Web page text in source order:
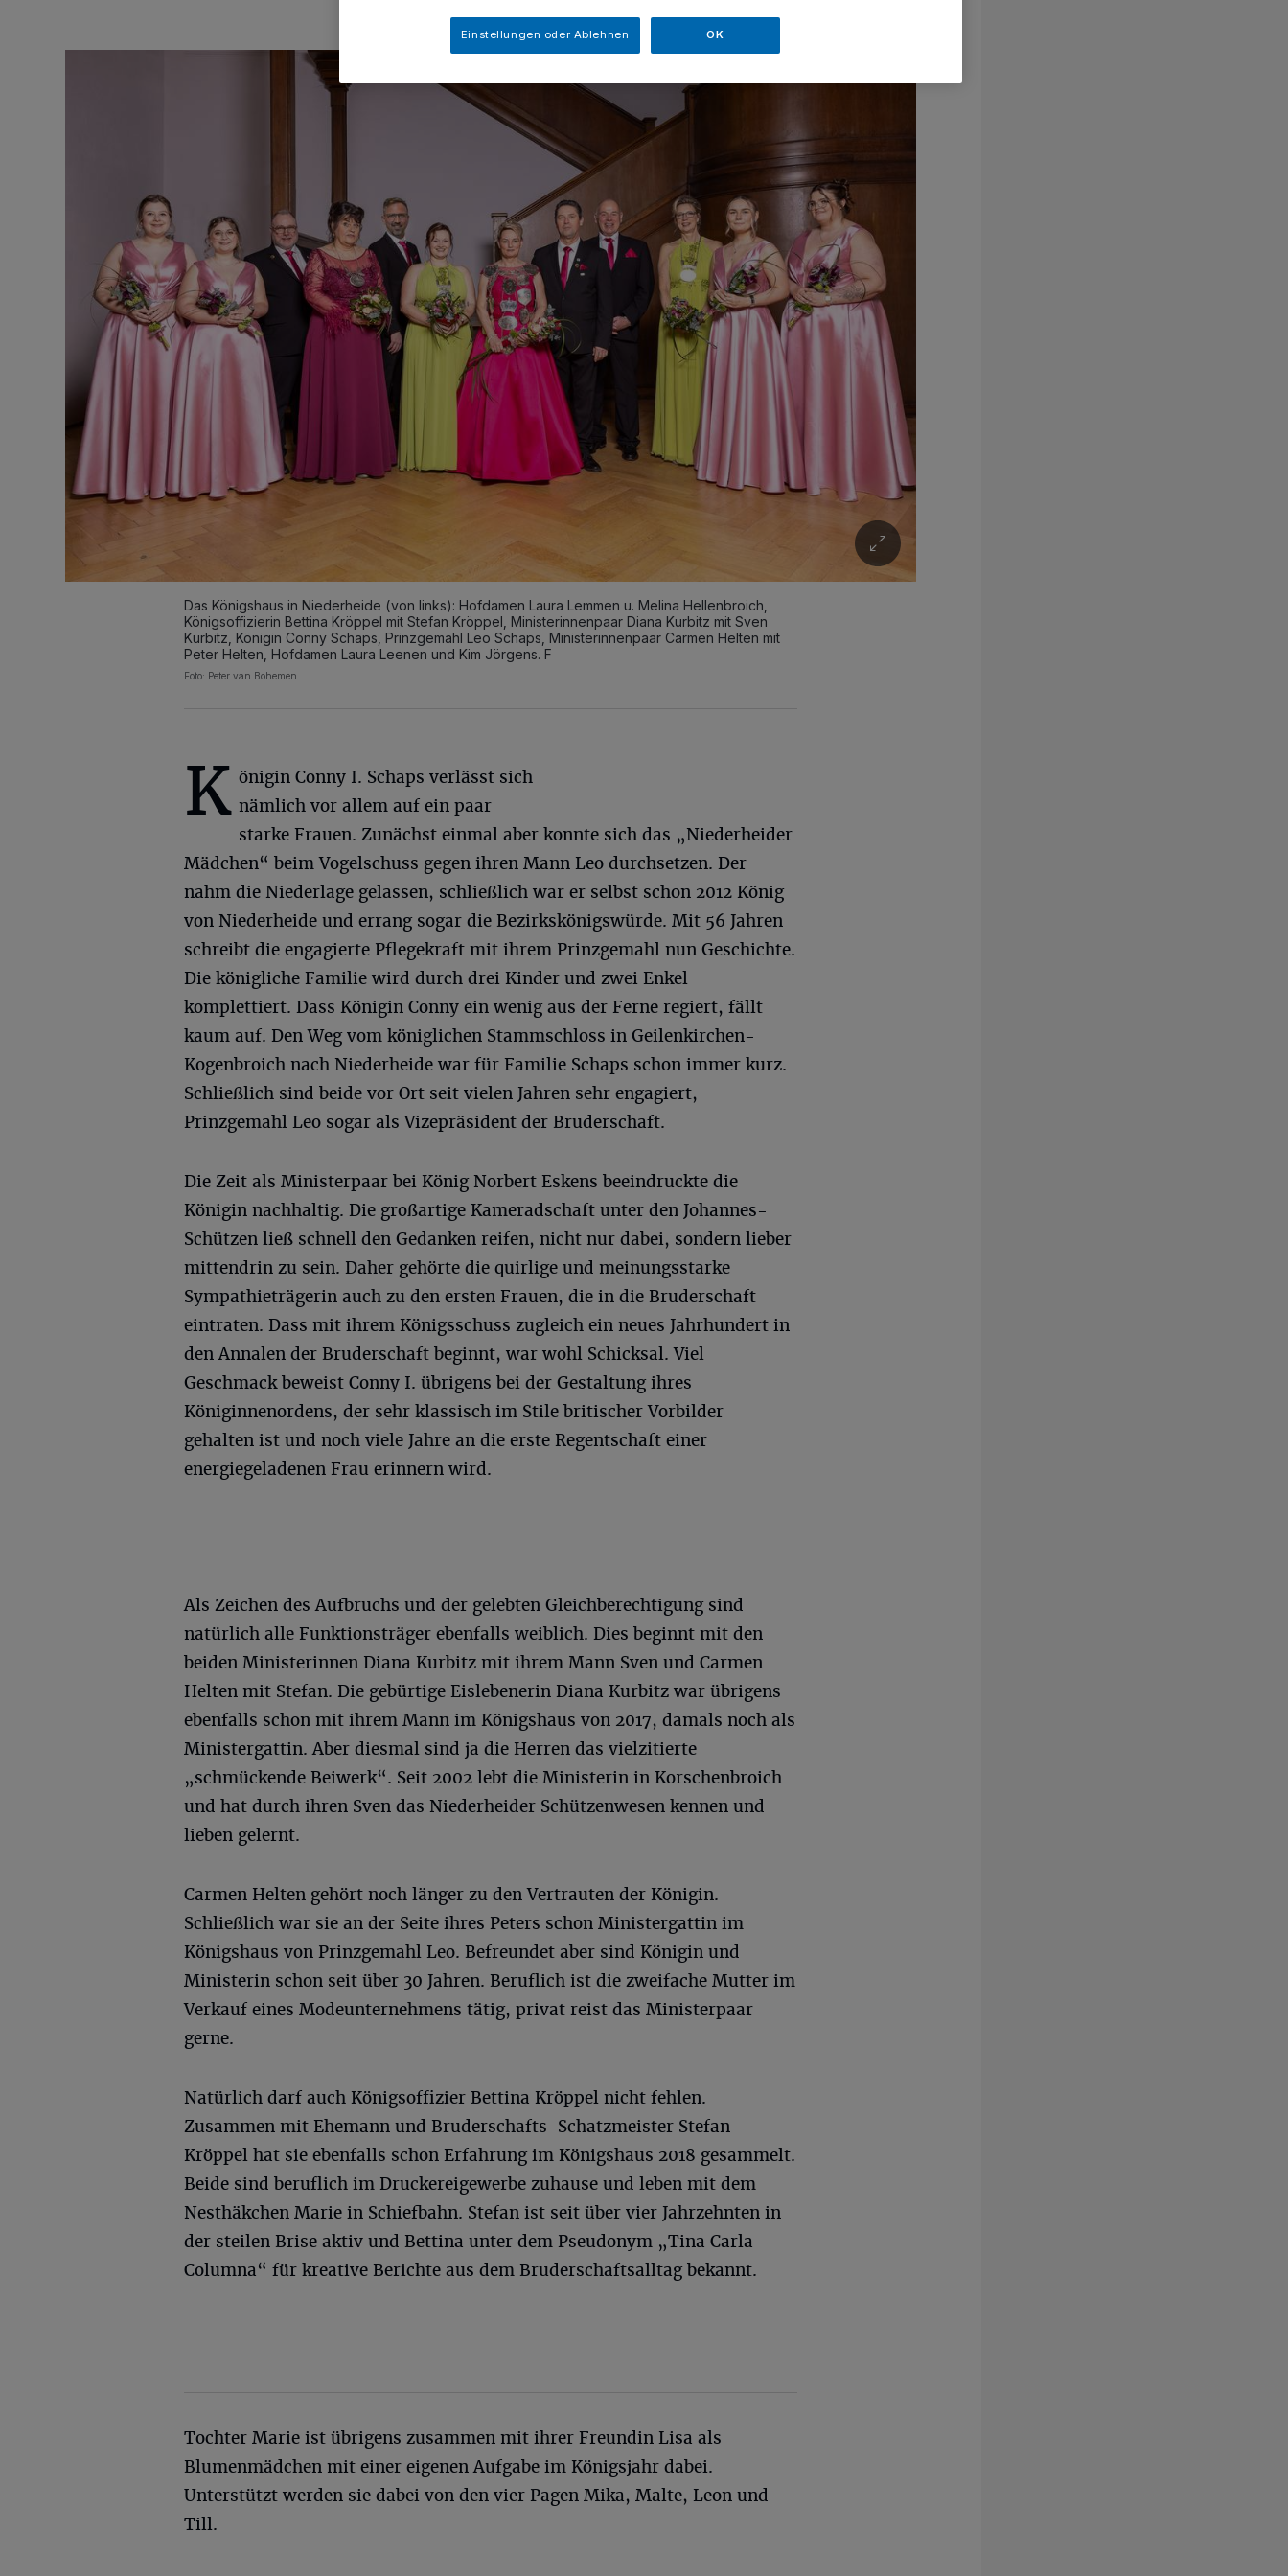
Das Königshaus in Niederheide (von links): Hofdamen Laura Lemmen u. Melina Hellenbroich,
Königsoffizierin Bettina Kröppel mit Stefan Kröppel, Ministerinnenpaar Diana Kurbitz mit Sven
Kurbitz, Königin Conny Schaps, Prinzgemahl Leo Schaps, Ministerinnenpaar Carmen Helten mit
Peter Helten, Hofdamen Laura Leenen und Kim Jörgens. F
Foto: Peter van Bohemen
K önigin Conny I. Schaps verlässt sich
nämlich vor allem auf ein paar
starke Frauen. Zunächst einmal aber konnte sich das „Niederheider
Mädchen“ beim Vogelschuss gegen ihren Mann Leo durchsetzen. Der
nahm die Niederlage gelassen, schließlich war er selbst schon 2012 König
von Niederheide und errang sogar die Bezirkskönigswürde. Mit 56 Jahren
schreibt die engagierte Pflegekraft mit ihrem Prinzgemahl nun Geschichte.
Die königliche Familie wird durch drei Kinder und zwei Enkel
komplettiert. Dass Königin Conny ein wenig aus der Ferne regiert, fällt
kaum auf. Den Weg vom königlichen Stammschloss in Geilenkirchen-
Kogenbroich nach Niederheide war für Familie Schaps schon immer kurz.
Schließlich sind beide vor Ort seit vielen Jahren sehr engagiert,
Prinzgemahl Leo sogar als Vizepräsident der Bruderschaft.
Die Zeit als Ministerpaar bei König Norbert Eskens beeindruckte die
Königin nachhaltig. Die großartige Kameradschaft unter den Johannes-
Schützen ließ schnell den Gedanken reifen, nicht nur dabei, sondern lieber
mittendrin zu sein. Daher gehörte die quirlige und meinungsstarke
Sympathieträgerin auch zu den ersten Frauen, die in die Bruderschaft
eintraten. Dass mit ihrem Königsschuss zugleich ein neues Jahrhundert in
den Annalen der Bruderschaft beginnt, war wohl Schicksal. Viel
Geschmack beweist Conny I. übrigens bei der Gestaltung ihres
Königinnenordens, der sehr klassisch im Stile britischer Vorbilder
gehalten ist und noch viele Jahre an die erste Regentschaft einer
energiegeladenen Frau erinnern wird.
Als Zeichen des Aufbruchs und der gelebten Gleichberechtigung sind
natürlich alle Funktionsträger ebenfalls weiblich. Dies beginnt mit den
beiden Ministerinnen Diana Kurbitz mit ihrem Mann Sven und Carmen
Helten mit Stefan. Die gebürtige Eislebenerin Diana Kurbitz war übrigens
ebenfalls schon mit ihrem Mann im Königshaus von 2017, damals noch als
Ministergattin. Aber diesmal sind ja die Herren das vielzitierte
„schmückende Beiwerk“. Seit 2002 lebt die Ministerin in Korschenbroich
und hat durch ihren Sven das Niederheider Schützenwesen kennen und
lieben gelernt.
Carmen Helten gehört noch länger zu den Vertrauten der Königin.
Schließlich war sie an der Seite ihres Peters schon Ministergattin im
Königshaus von Prinzgemahl Leo. Befreundet aber sind Königin und
Ministerin schon seit über 30 Jahren. Beruflich ist die zweifache Mutter im
Verkauf eines Modeunternehmens tätig, privat reist das Ministerpaar
gerne.
Natürlich darf auch Königsoffizier Bettina Kröppel nicht fehlen.
Zusammen mit Ehemann und Bruderschafts-Schatzmeister Stefan
Kröppel hat sie ebenfalls schon Erfahrung im Königshaus 2018 gesammelt.
Beide sind beruflich im Druckereigewerbe zuhause und leben mit dem
Nesthäkchen Marie in Schiefbahn. Stefan ist seit über vier Jahrzehnten in
der steilen Brise aktiv und Bettina unter dem Pseudonym „Tina Carla
Columna“ für kreative Berichte aus dem Bruderschaftsalltag bekannt.
Tochter Marie ist übrigens zusammen mit ihrer Freundin Lisa als
Blumenmädchen mit einer eigenen Aufgabe im Königsjahr dabei.
Unterstützt werden sie dabei von den vier Pagen Mika, Malte, Leon und
Till.
Einstellungen oder Ablehnen OK